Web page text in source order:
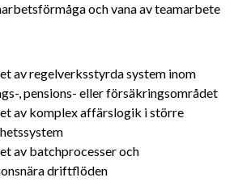
och vana av teamarbete
av regelverksstyrda system inom
, pensions- eller försäkringsområdet
av komplex affärslogik i större
av batchprocesser och
driftflöden